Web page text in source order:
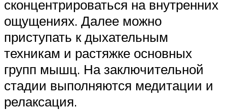
сконцентрироваться на внутренних
ощущениях. Далее можно
приступать к дыхательным
техникам и растяжке основных
групп мышц. На заключительной
стадии выполняются медитации и
релаксация.